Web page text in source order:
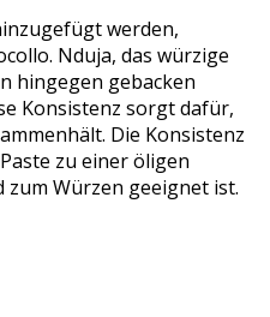
werden,
Nduja, das würzige
hingegen gebacken
Konsistenz sorgt dafür,
Die Konsistenz
zu einer öligen
Würzen geeignet ist.